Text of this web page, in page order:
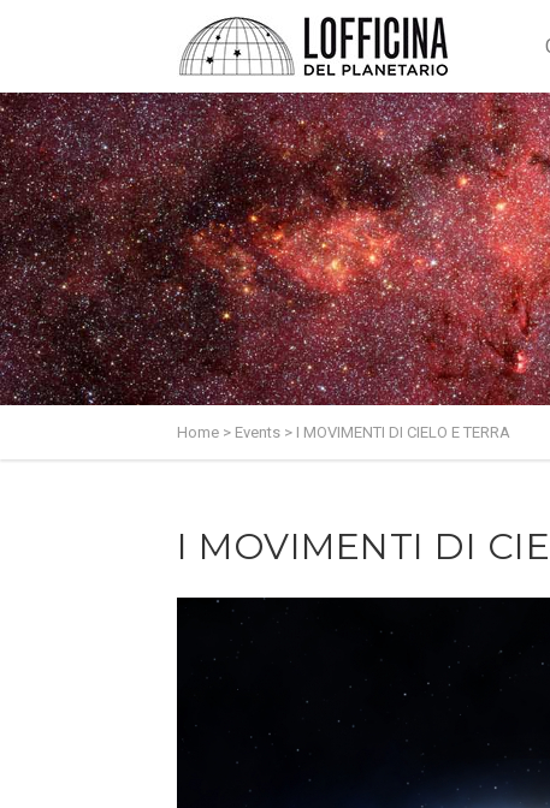
Home > Events > I MOVIMENTI DI CIELO E TERRA
I MOVIMENTI DI